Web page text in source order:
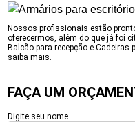
Nossos profissionais estão
oferecermos, além do que já foi
Balcão para recepção e
saiba mais.
FAÇA UM
Digite seu nome